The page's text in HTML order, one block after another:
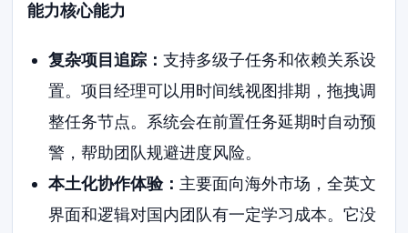
能力核心能力
复杂项目追踪： 支持多级子任务和依赖关系设
置。项目经理可以用时间线视图排期，拖拽调
整任务节点。系统会在前置任务延期时自动预
警，帮助团队规避进度风险。
本土化协作体验： 主要面向海外市场，全英文
界面和逻辑对国内团队有一定学习成本。它没